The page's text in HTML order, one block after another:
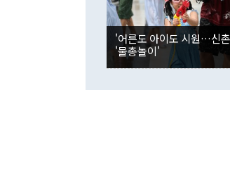
'어른도 아이도 시원…신
'물총놀이'